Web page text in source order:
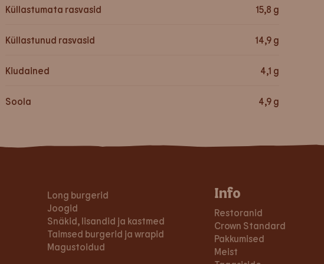
Küllastumata rasvasid 15,8 g
Küllastunud rasvasid 14,9 g
Kiudained 4,1 g
Soola 4,9 g
Long burgerid
Joogid
Snäkid, lisandid ja kastmed
Taimsed burgerid ja wrapid
Magustoidud
Info
Restoranid
Crown Standard
Pakkumised
Meist